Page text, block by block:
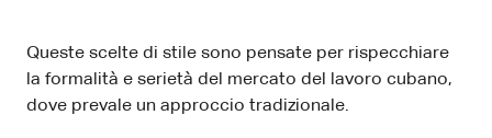
Queste scelte di stile sono pensate per rispecchiare
la formalità e serietà del mercato del lavoro cubano,
dove prevale un approccio tradizionale.